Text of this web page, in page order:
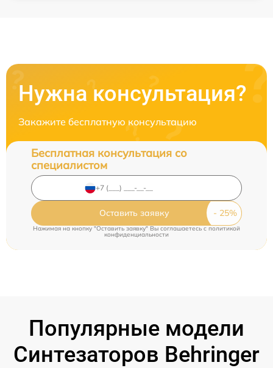
Нужна консультация?
Закажите бесплатную консультацию
Бесплатная консультация со
специалистом
Оставить заявку
Нажимая на кнопку "Оставить заявку" Вы соглашаетесь cполитикой
конфиденциальности
Популярные модели
Синтезаторов Behringer